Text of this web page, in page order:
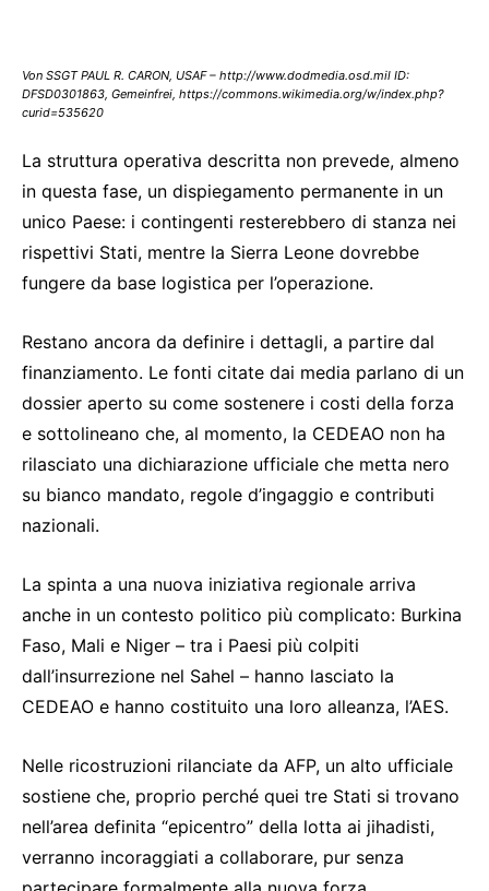
Von SSGT PAUL R. CARON, USAF – http://www.dodmedia.osd.mil ID:
DFSD0301863, Gemeinfrei, https://commons.wikimedia.org/w/index.php?
curid=535620
La struttura operativa descritta non prevede, almeno
in questa fase, un dispiegamento permanente in un
unico Paese: i contingenti resterebbero di stanza nei
rispettivi Stati, mentre la Sierra Leone dovrebbe
fungere da base logistica per l’operazione.
Restano ancora da definire i dettagli, a partire dal
finanziamento. Le fonti citate dai media parlano di un
dossier aperto su come sostenere i costi della forza
e sottolineano che, al momento, la CEDEAO non ha
rilasciato una dichiarazione ufficiale che metta nero
su bianco mandato, regole d’ingaggio e contributi
nazionali.
La spinta a una nuova iniziativa regionale arriva
anche in un contesto politico più complicato: Burkina
Faso, Mali e Niger – tra i Paesi più colpiti
dall’insurrezione nel Sahel – hanno lasciato la
CEDEAO e hanno costituito una loro alleanza, l’AES.
Nelle ricostruzioni rilanciate da AFP, un alto ufficiale
sostiene che, proprio perché quei tre Stati si trovano
nell’area definita “epicentro” della lotta ai jihadisti,
verranno incoraggiati a collaborare, pur senza